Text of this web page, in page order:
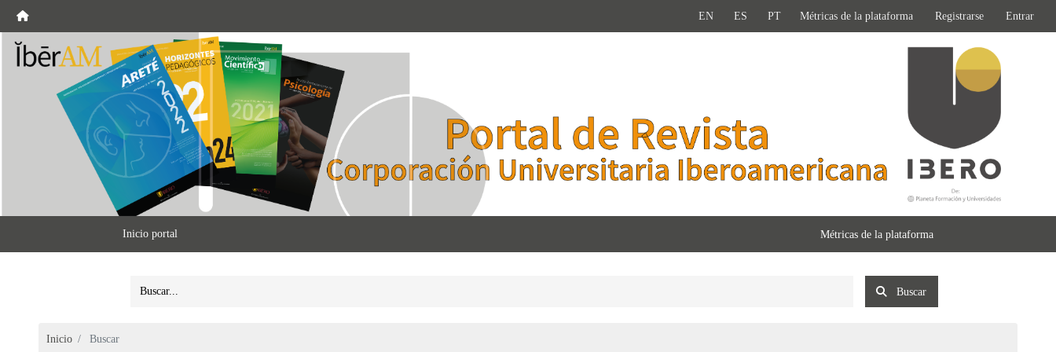
EN ES PT Métricas de la plataforma Registrarse Entrar
Inicio portal Métricas de la plataforma
Buscar
Inicio Buscar